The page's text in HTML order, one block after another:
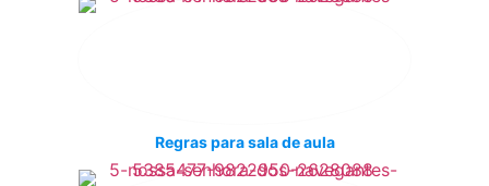
Regras para sala de aula